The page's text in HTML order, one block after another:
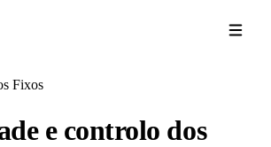
Fixos
e controlo dos